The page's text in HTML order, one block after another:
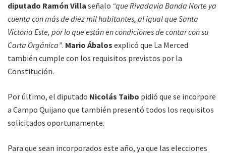
diputado Ramón Villa señalo “que Rivadavia Banda Norte ya
cuenta con más de diez mil habitantes, al igual que Santa
Victoria Este, por lo que están en condiciones de contar con su
Carta Orgánica”. Mario Ábalos explicó que La Merced
también cumple con los requisitos previstos por la
Constitución.
Por último, el diputado Nicolás Taibo pidió que se incorpore
a Campo Quijano que también presentó todos los requisitos
solicitados oportunamente.
Para que sean incorporados este año, ya que las elecciones